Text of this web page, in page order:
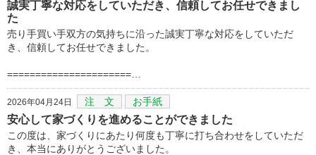
誠実丁寧な対応をしていただき、信頼してお任せできまし
た
売り手買い手双方の気持ちに沿った誠実丁寧な対応をしていただ
き、信頼してお任せできました。
======================…
2026年04月24日 注 文 お手紙
安心して家づくりを進めることができました
この度は、家づくりにあたり何度も丁寧に打ち合わせをしていただ
き、本当にありがとうございました。